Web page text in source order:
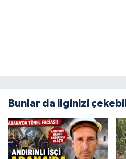
Bunlar da ilginizi
SEÇİM 2015
ÇEVRE
BİLİM VE TEKNOLOJİ